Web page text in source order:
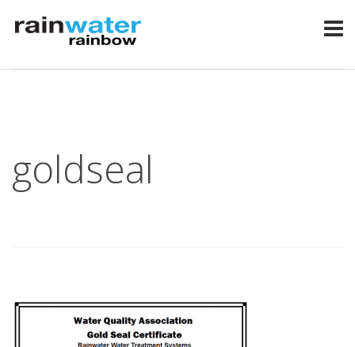
goldseal